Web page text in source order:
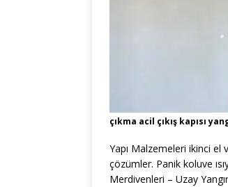
çıkma acil çıkış kapısı
Yapı Malzemeleri ikinci el
çözümler. Panik koluve
Merdivenleri – Uzay